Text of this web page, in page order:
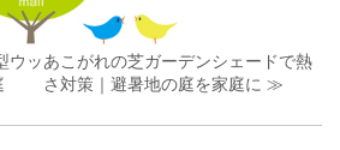
ウッあこがれの芝ガーデンシェードで熱
さ対策｜避暑地の庭を家庭に ≫